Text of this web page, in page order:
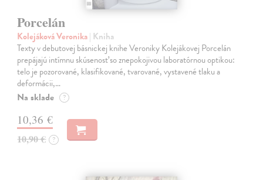
Porcelán
Kolejáková Veronika| Kniha
Texty v debutovej básnickej knihe Veroniky Kolejákovej Porcelán
prepájajú intímnu skúsenosť so znepokojivou laboratórnou optikou:
telo je pozorované, klasifikované, tvarované, vystavené tlaku a
deformácii,…
Na sklade ?
10,36 €
10,90 € ?